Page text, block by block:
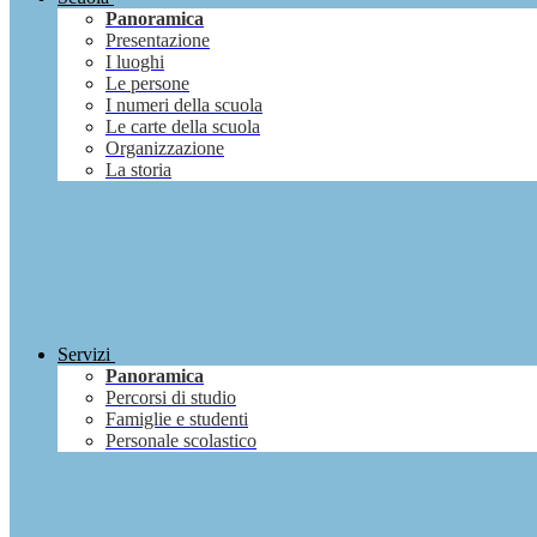
Panoramica
Presentazione
I luoghi
Le persone
I numeri della scuola
Le carte della scuola
Organizzazione
La storia
Servizi
Panoramica
Percorsi di studio
Famiglie e studenti
Personale scolastico